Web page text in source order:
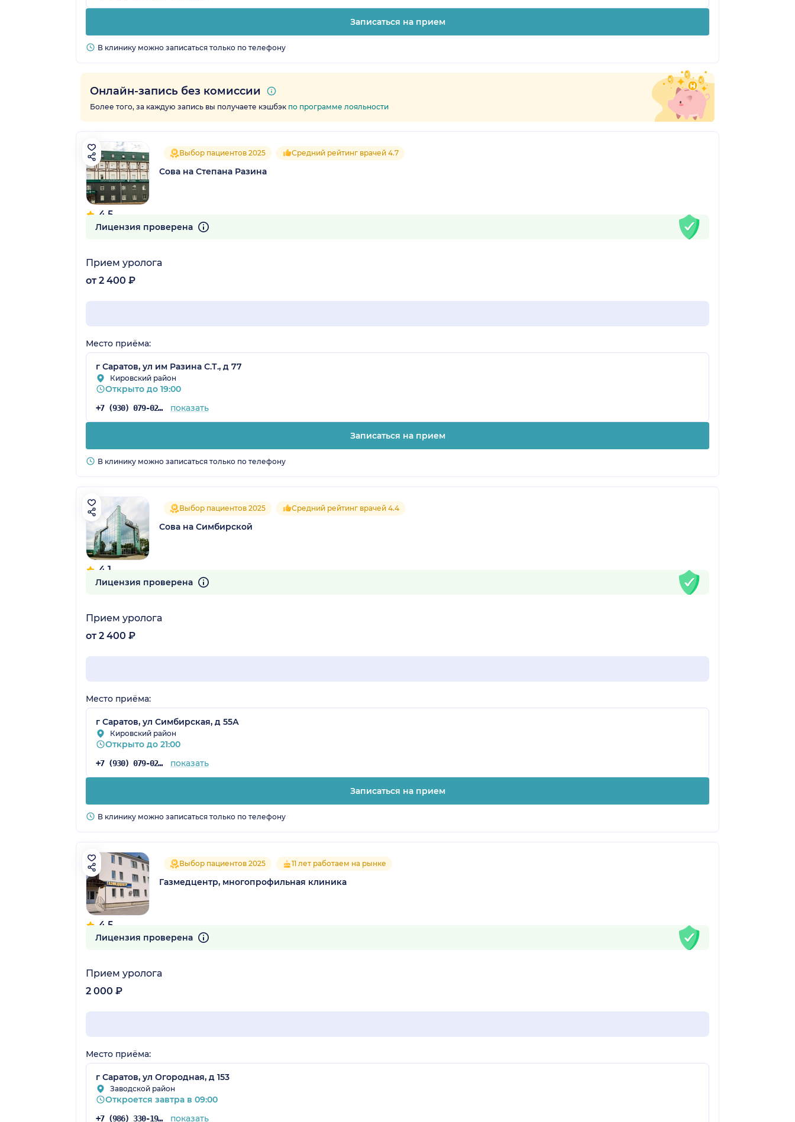
Записаться на прием
В клинику можно записаться только по телефону
Онлайн-запись без комиссии
Более того, за каждую запись вы получаете кэшбэк по программе лояльности
4.5
137 отзывов
Выбор пациентов 2025 Средний рейтинг врачей 4.7
Сова на Степана Разина
Лицензия проверена
Прием уролога
от 2 400 ₽
Место приёма:
г Саратов, ул им Разина С.Т., д 77
Кировский район
Открыто до 19:00
+7 (930) 079-02-93 показать
Записаться на прием
В клинику можно записаться только по телефону
4.1
43 отзыва
Выбор пациентов 2025 Средний рейтинг врачей 4.4
Сова на Симбирской
Лицензия проверена
Прием уролога
от 2 400 ₽
Место приёма:
г Саратов, ул Симбирская, д 55А
Кировский район
Открыто до 21:00
+7 (930) 079-02-93 показать
Записаться на прием
В клинику можно записаться только по телефону
4.5
228 отзывов
Выбор пациентов 2025 11 лет работаем на рынке
Газмедцентр, многопрофильная клиника
Лицензия проверена
Прием уролога
2 000 ₽
Место приёма:
г Саратов, ул Огородная, д 153
Заводской район
Откроется завтра в 09:00
+7 (986) 330-19-27 показать